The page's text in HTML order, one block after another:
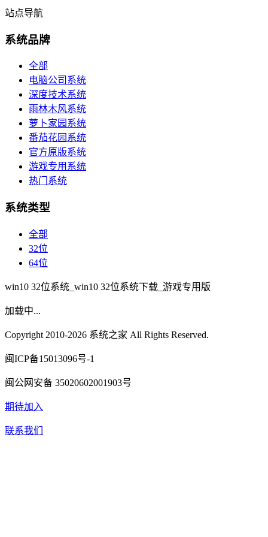
站点导航
系统品牌
全部
电脑公司系统
深度技术系统
雨林木风系统
萝卜家园系统
番茄花园系统
官方原版系统
游戏专用系统
热门系统
系统类型
全部
32位
64位
win10 32位系统_win10 32位系统下载_游戏专用版
加载中...
Copyright 2010-2026 系统之家 All Rights Reserved.
闽ICP备15013096号-1
闽公网安备 35020602001903号
期待加入
联系我们